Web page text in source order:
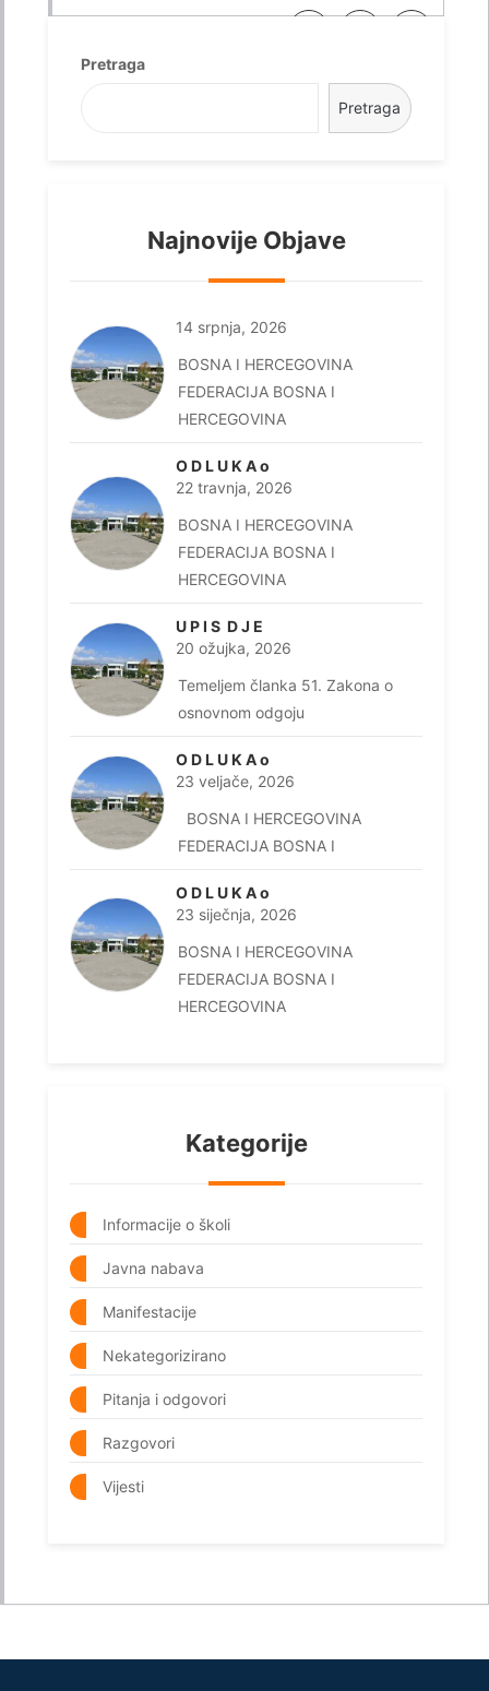
Pretraga
Pretraga
Najnovije Objave
14 srpnja, 2026
BOSNA I HERCEGOVINA
FEDERACIJA BOSNA I
HERCEGOVINA
O D L U K A o
22 travnja, 2026
BOSNA I HERCEGOVINA
FEDERACIJA BOSNA I
HERCEGOVINA
U P I S D J E
20 ožujka, 2026
Temeljem članka 51. Zakona o
osnovnom odgoju
O D L U K A o
23 veljače, 2026
BOSNA I HERCEGOVINA
FEDERACIJA BOSNA I
O D L U K A o
23 siječnja, 2026
BOSNA I HERCEGOVINA
FEDERACIJA BOSNA I
HERCEGOVINA
Kategorije
Informacije o školi
Javna nabava
Manifestacije
Nekategorizirano
Pitanja i odgovori
Razgovori
Vijesti